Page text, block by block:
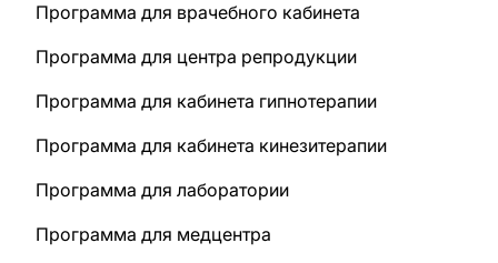
Программа для врачебного кабинета
Программа для центра репродукции
Программа для кабинета гипнотерапии
Программа для кабинета кинезитерапии
Программа для лаборатории
Программа для медцентра